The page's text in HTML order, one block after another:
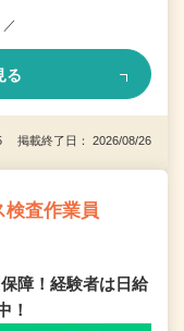
る
掲載終了日： 2026/08/26
検査作業員
障！経験者は日給
！